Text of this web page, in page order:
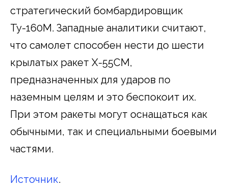
стратегический бомбардировщик
Ту-160М. Западные аналитики считают,
что самолет способен нести до шести
крылатых ракет Х-55СМ,
предназначенных для ударов по
наземным целям и это беспокоит их.
При этом ракеты могут оснащаться как
обычными, так и специальными боевыми
частями.
Источник.